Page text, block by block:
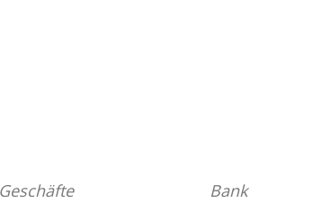
Geschäfte
Bank